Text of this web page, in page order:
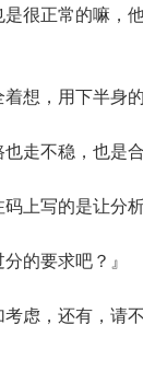
很正常的嘛，
，用下半身的
走不稳，也是
写的是让分析
的要求吧？』
虑，还有，请